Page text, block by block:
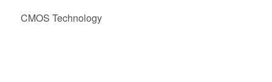
CMOS Technology